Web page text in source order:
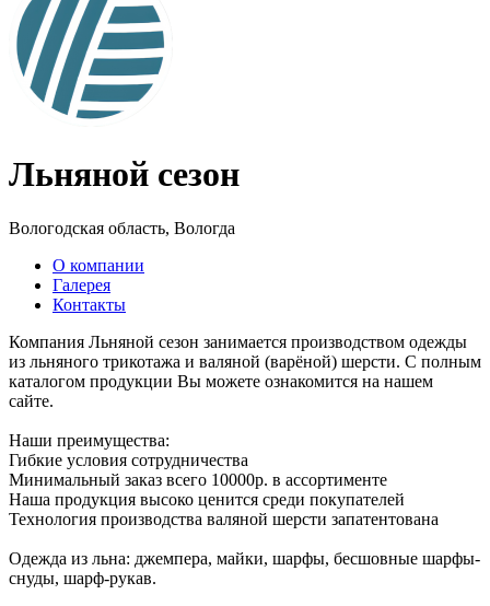
Льняной сезон
Вологодская область, Вологда
О компании
Галерея
Контакты
Компания Льняной сезон занимается производством одежды
из льняного трикотажа и валяной (варёной) шерсти. С полным
каталогом продукции Вы можете ознакомится на нашем
сайте.
Наши преимущества:
Гибкие условия сотрудничества
Минимальный заказ всего 10000р. в ассортименте
Наша продукция высоко ценится среди покупателей
Технология производства валяной шерсти запатентована
Одежда из льна: джемпера, майки, шарфы, бесшовные шарфы-
снуды, шарф-рукав.